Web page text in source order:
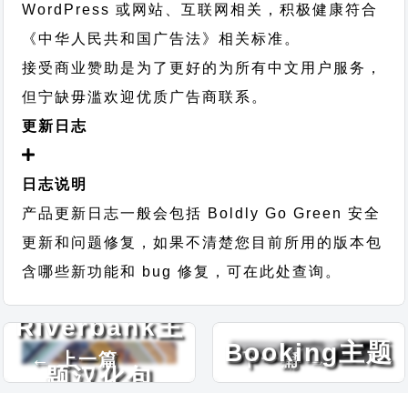
WordPress 或网站、互联网相关，积极健康符合
《中华人民共和国广告法》相关标准。
接受商业赞助是为了更好的为所有中文用户服务，
但宁缺毋滥欢迎优质广告商联系。
更新日志
日志说明
产品更新日志一般会包括 Boldly Go Green 安全
更新和问题修复，如果不清楚您目前所用的版本包
含哪些新功能和 bug 修复，可在此处查询。
← 上一篇
Riverbank主
题汉化包
下一篇 →
Resort Hotel
Booking主题